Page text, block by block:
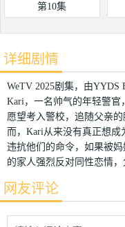
第10集
详细剧情
WeTV 2025剧集，由
Kari，一名帅气的年轻警官
愿望考入警校，追随父亲
而，Kari从来没有真正想
违抗他们的命令，如果被
的家人强烈反对同性恋情，
网友评论